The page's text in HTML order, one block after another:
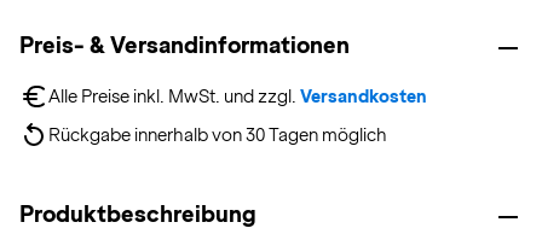
Preis- & Versandinformationen
Alle Preise inkl. MwSt. und zzgl. Versandkosten
Rückgabe innerhalb von 30 Tagen möglich
Produktbeschreibung